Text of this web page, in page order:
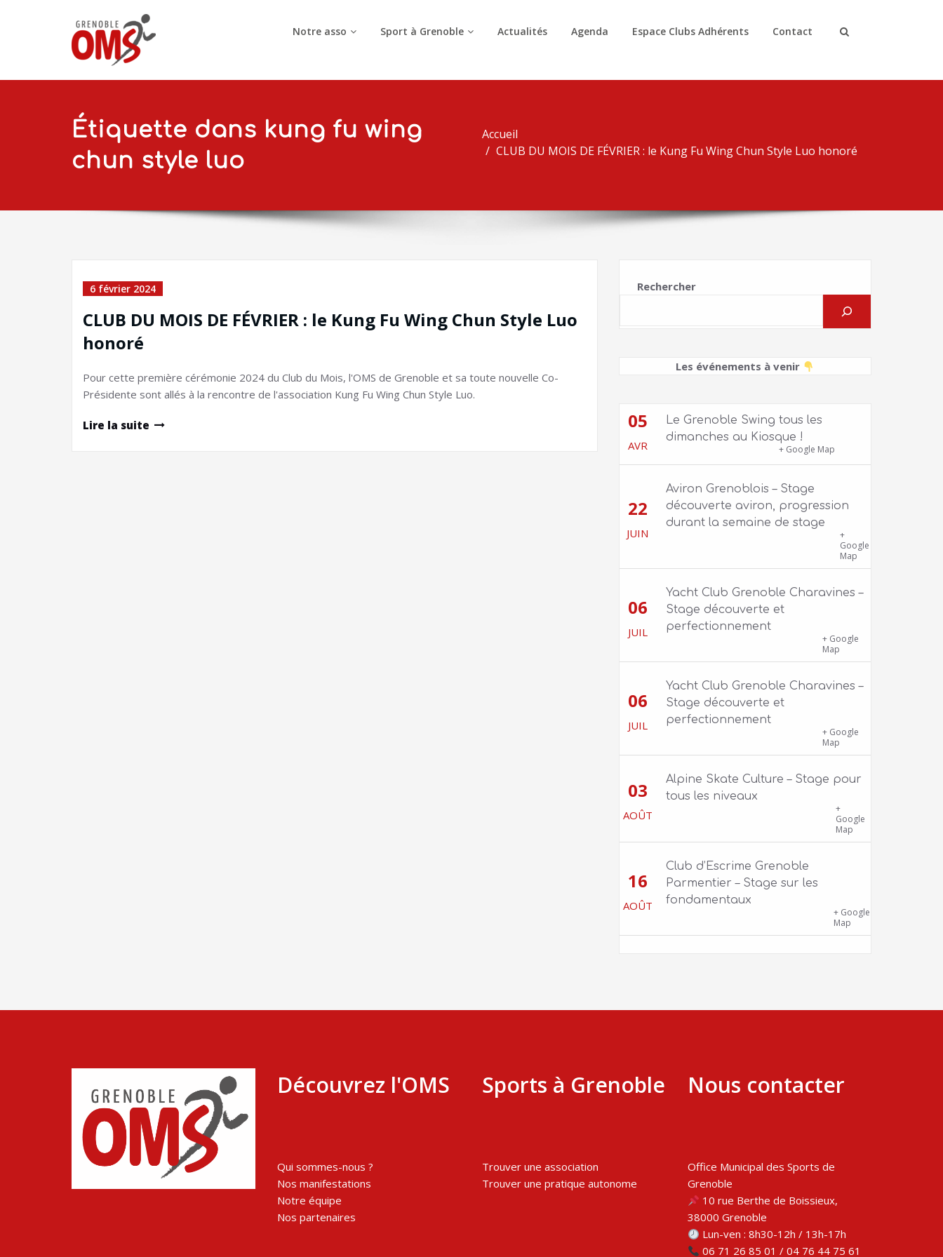
Notre asso Sport à Grenoble Actualités Agenda Espace Clubs Adhérents Contact
Étiquette dans kung fu wing
chun style luo
Accueil
CLUB DU MOIS DE FÉVRIER : le Kung Fu Wing Chun Style Luo honoré
6 février 2024
CLUB DU MOIS DE FÉVRIER : le Kung Fu Wing Chun Style Luo
honoré
Pour cette première cérémonie 2024 du Club du Mois, l'OMS de Grenoble et sa toute nouvelle Co-
Présidente sont allés à la rencontre de l'association Kung Fu Wing Chun Style Luo.
Lire la suite
Rechercher
Les événements à venir
05
AVR
Le Grenoble Swing tous les
dimanches au Kiosque !
Kiosque du Jardin de Ville+ Google Map
22
JUIN
Aviron Grenoblois – Stage
découverte aviron, progression
durant la semaine de stage
+
Google
Map
06
JUIL
Yacht Club Grenoble Charavines –
Stage découverte et
perfectionnement
+ Google
Map
06
JUIL
Yacht Club Grenoble Charavines –
Stage découverte et
perfectionnement
+ Google
Map
03
AOÛT
Alpine Skate Culture – Stage pour
tous les niveaux
+
Google
Map
16
AOÛT
Club d’Escrime Grenoble
Parmentier – Stage sur les
fondamentaux
+ Google
Map
Découvrez l'OMS
Qui sommes-nous ?
Nos manifestations
Notre équipe
Nos partenaires
Sports à Grenoble
Trouver une association
Trouver une pratique autonome
Nous contacter
Office Municipal des Sports de
Grenoble
10 rue Berthe de Boissieux,
38000 Grenoble
Lun-ven : 8h30-12h / 13h-17h
06 71 26 85 01 / 04 76 44 75 61